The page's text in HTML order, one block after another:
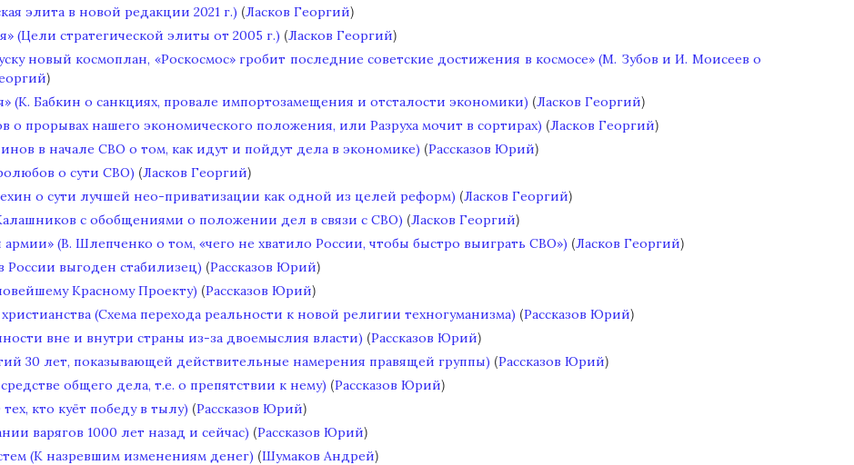
элита в новой редакции 2021 г.) (Ласков Георгий)
(Цели стратегической элиты от 2005 г.) (Ласков Георгий)
новый космоплан, «Роскосмос» гробит последние советские достижения в космосе» (М. Зубов и И. Моисеев о
)
(К. Бабкин о санкциях, провале импортозамещения и отсталости экономики) (Ласков Георгий)
о прорывах нашего экономического положения, или Разруха мочит в сортирах) (Ласков Георгий)
в начале СВО о том, как идут и пойдут дела в экономике) (Рассказов Юрий)
о сути СВО) (Ласков Георгий)
о сути лучшей нео-приватизации как одной из целей реформ) (Ласков Георгий)
с обобщениями о положении дел в связи с СВО) (Ласков Георгий)
армии» (В. Шлепченко о том, «чего не хватило России, чтобы быстро выиграть СВО») (Ласков Георгий)
России выгоден стабилизец) (Рассказов Юрий)
Красному Проекту) (Рассказов Юрий)
(Схема перехода реальности к новой религии техногуманизма) (Рассказов Юрий)
вне и внутри страны из-за двоемыслия власти) (Рассказов Юрий)
30 лет, показывающей действительные намерения правящей группы) (Рассказов Юрий)
общего дела, т.е. о препятствии к нему) (Рассказов Юрий)
кто куёт победу в тылу) (Рассказов Юрий)
варягов 1000 лет назад и сейчас) (Рассказов Юрий)
(К назревшим изменениям денег) (Шумаков Андрей)